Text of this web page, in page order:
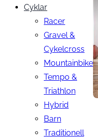
Cyklar
Racer
Gravel &
Cykelcross
Mountainbike
Tempo &
Triathlon
Hybrid
Barn
Traditionell